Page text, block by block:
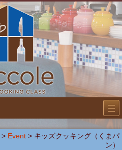
―
―
―
> Event > キッズクッキング（くまパ
ン）